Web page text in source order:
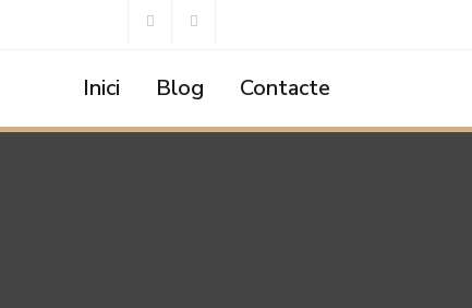
Inici Blog Contacte